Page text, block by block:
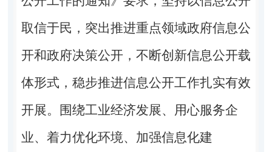
取信于民，突出推进重点领域政府信息公
开和政府决策公开，不断创新信息公开载
体形式，稳步推进信息公开工作扎实有效
开展。围绕工业经济发展、用心服务企
业、着力优化环境、加强信息化建